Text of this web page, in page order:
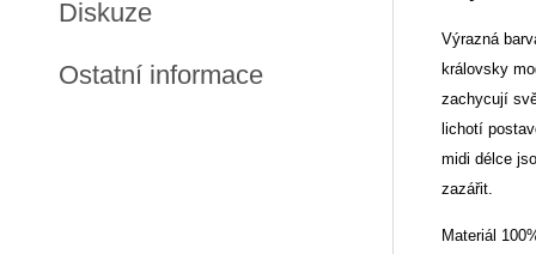
Diskuze
Ostatní informace
Výrazná
královsky
zachycují
lichotí
midi délce
zazářit.
Materiál